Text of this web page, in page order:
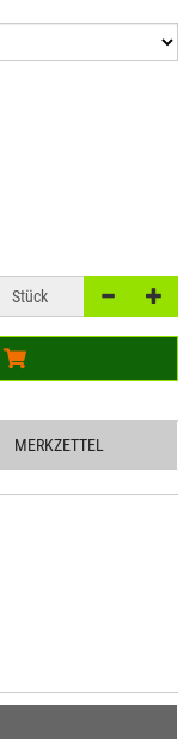
Stück
MERKZETTEL